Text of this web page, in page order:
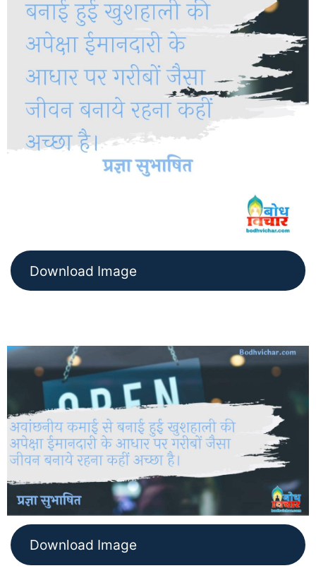
Download Image
Download Image